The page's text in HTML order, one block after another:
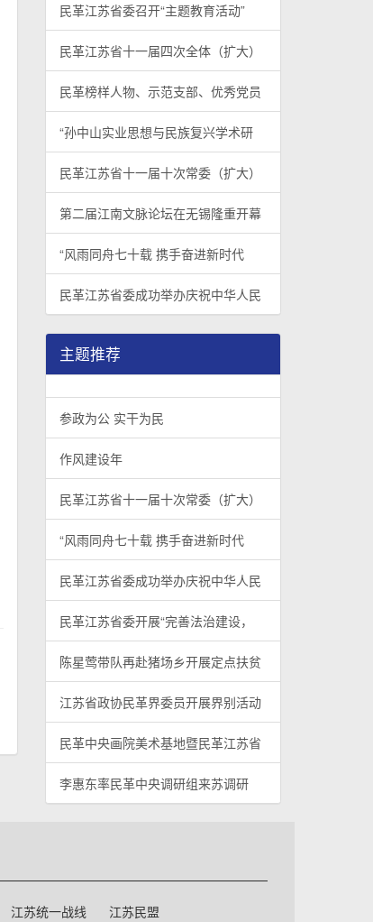
民革江苏省委召开“主题教育活动”
民革江苏省十一届四次全体（扩大）
民革榜样人物、示范支部、优秀党员
“孙中山实业思想与民族复兴学术研
民革江苏省十一届十次常委（扩大）
第二届江南文脉论坛在无锡隆重开幕
“风雨同舟七十载 携手奋进新时代
民革江苏省委成功举办庆祝中华人民
主题推荐
参政为公 实干为民
作风建设年
民革江苏省十一届十次常委（扩大）
“风雨同舟七十载 携手奋进新时代
民革江苏省委成功举办庆祝中华人民
民革江苏省委开展“完善法治建设，
陈星莺带队再赴猪场乡开展定点扶贫
江苏省政协民革界委员开展界别活动
民革中央画院美术基地暨民革江苏省
李惠东率民革中央调研组来苏调研
江苏统一战线 江苏民盟